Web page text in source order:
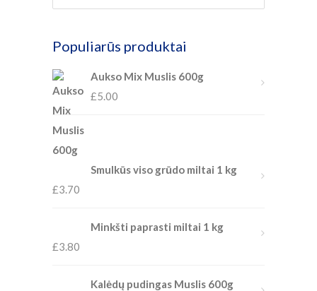
Populiarūs produktai
Aukso Mix Muslis 600g
£5.00
Smulkūs viso grūdo miltai 1 kg
£3.70
Minkšti paprasti miltai 1 kg
£3.80
Kalėdų pudingas Muslis 600g